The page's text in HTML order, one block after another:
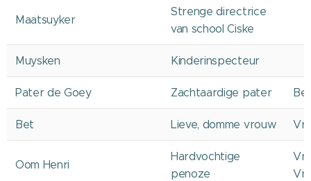
Maatsuyker
Strenge directrice
van school Ciske
Muysken Kinderinspecteur
Pater de Goey Zachtaardige pater
Bet Lieve, domme vrouw
Oom Henri
Hardvochtige
penoze